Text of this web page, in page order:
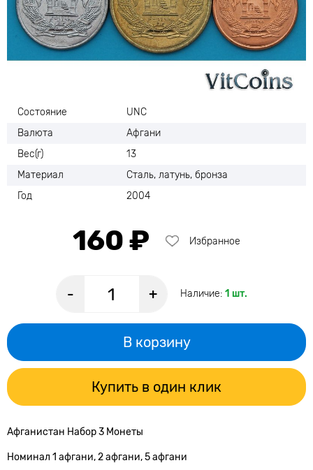
Состояние
UNC
Валюта
Афгани
Вес(г)
13
Материал
Сталь, латунь, бронза
Год
2004
160 ₽ Избранное
- + Наличие: 1 шт.
В корзину
Купить в один клик
Афганистан Набор 3 Монеты
Номинал 1 афгани, 2 афгани, 5 афгани